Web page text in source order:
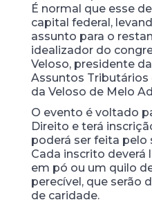
É normal que esse
capital federal,
assunto para o
idealizador do
Veloso, presidente
Assuntos Tributários
da Veloso de Melo
O evento é voltado
Direito e terá
poderá ser feita pelo
Cada inscrito deverá
em pó ou um quilo
perecível, que serão
de caridade.